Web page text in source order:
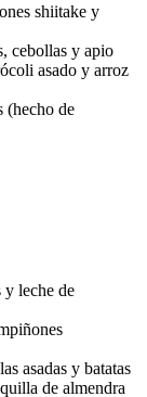
shiitake y
cebollas y apio
asado y arroz
(hecho de
y leche de
asadas y batatas
de almendra